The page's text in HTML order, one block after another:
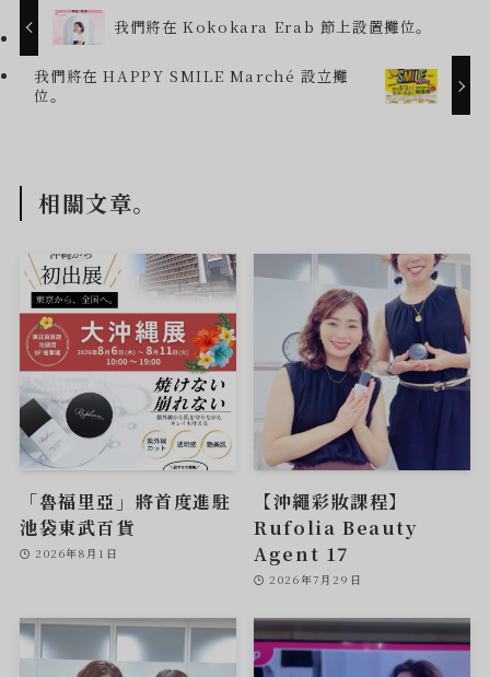
我們將在 Kokokara Erab 節上設置攤位。
我們將在 HAPPY SMILE Marché 設立攤
位。
相關文章。
「魯福里亞」將首度進駐
池袋東武百貨
2026年8月1日
【沖繩彩妝課程】
Rufolia Beauty
Agent 17
2026年7月29日